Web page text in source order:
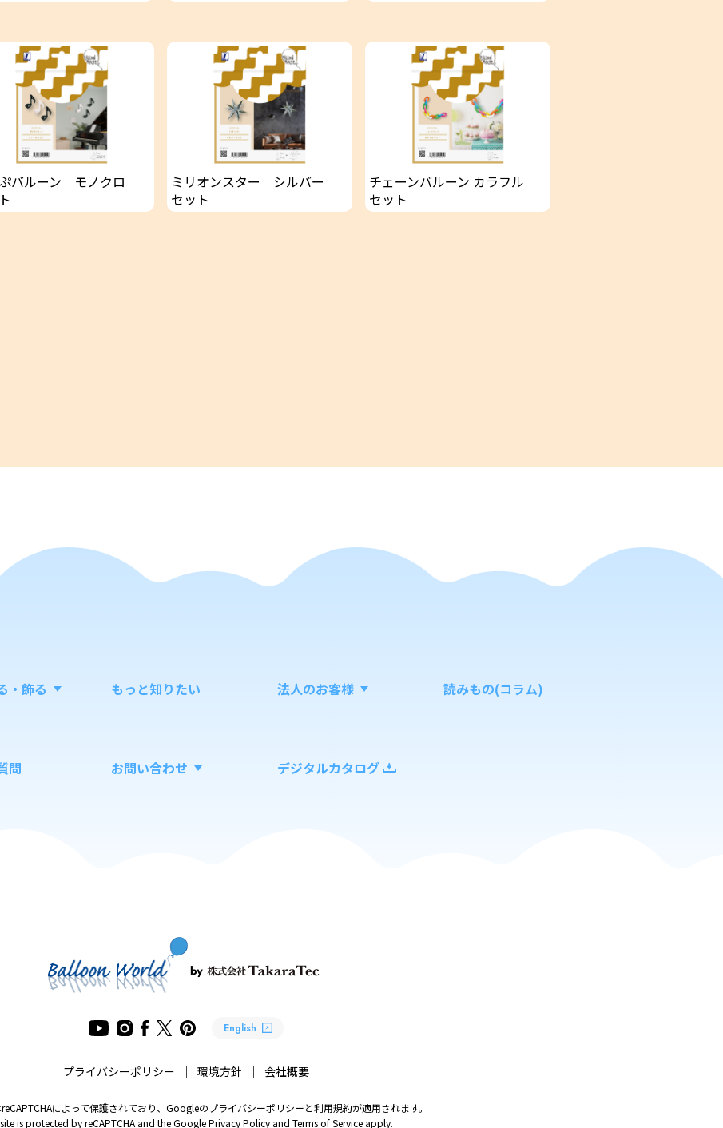
バルーン モノクロ
ミリオンスター シルバー
セット
チェーンバルーン カラフル
セット
・飾る もっと知りたい 法人のお客様 読みもの(コラム)
問 お問い合わせ デジタルカタログ
English
プライバシーポリシー 環境方針 会社概要
によって保護されており、 Googleのプライバシーポリシーと利用規約が適用されます。
is protected by reCAPTCHA and the Google Privacy Policy and Terms of Service apply.